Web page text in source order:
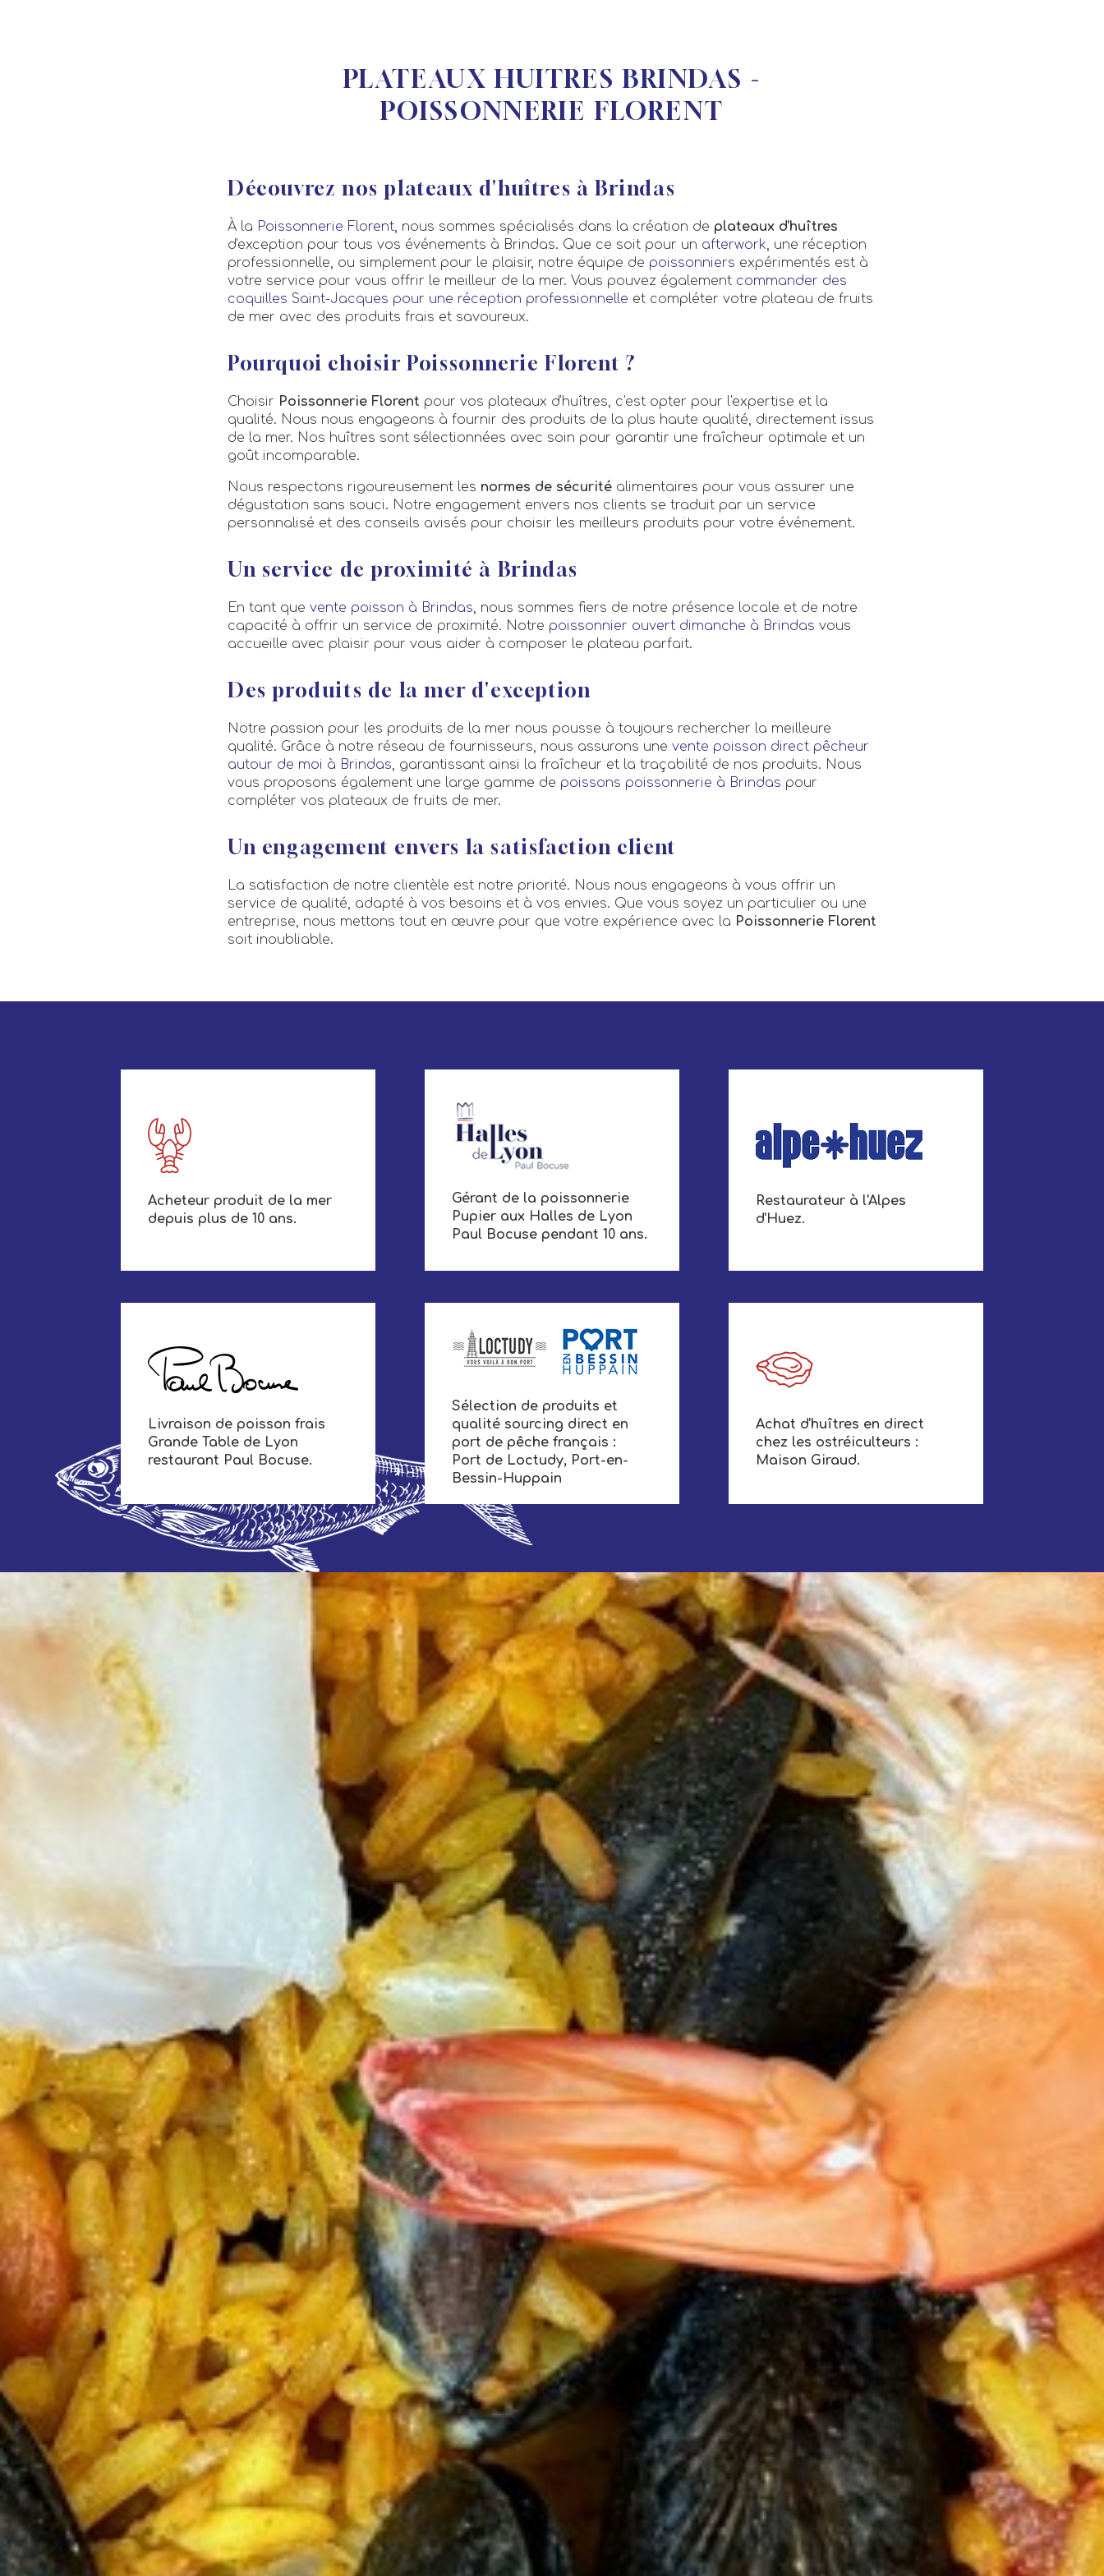
PLATEAUX HUITRES BRINDAS -
POISSONNERIE FLORENT
Découvrez nos plateaux d'huîtres à Brindas
À la Poissonnerie Florent, nous sommes spécialisés dans la création de plateaux d'huîtres
d'exception pour tous vos événements à Brindas. Que ce soit pour un afterwork, une réception
professionnelle, ou simplement pour le plaisir, notre équipe de poissonniers expérimentés est à
votre service pour vous offrir le meilleur de la mer. Vous pouvez également commander des
coquilles Saint-Jacques pour une réception professionnelle et compléter votre plateau de fruits
de mer avec des produits frais et savoureux.
Pourquoi choisir Poissonnerie Florent ?
Choisir Poissonnerie Florent pour vos plateaux d'huîtres, c'est opter pour l'expertise et la
qualité. Nous nous engageons à fournir des produits de la plus haute qualité, directement issus
de la mer. Nos huîtres sont sélectionnées avec soin pour garantir une fraîcheur optimale et un
goût incomparable.
Nous respectons rigoureusement les normes de sécurité alimentaires pour vous assurer une
dégustation sans souci. Notre engagement envers nos clients se traduit par un service
personnalisé et des conseils avisés pour choisir les meilleurs produits pour votre événement.
Un service de proximité à Brindas
En tant que vente poisson à Brindas, nous sommes fiers de notre présence locale et de notre
capacité à offrir un service de proximité. Notre poissonnier ouvert dimanche à Brindas vous
accueille avec plaisir pour vous aider à composer le plateau parfait.
Des produits de la mer d'exception
Notre passion pour les produits de la mer nous pousse à toujours rechercher la meilleure
qualité. Grâce à notre réseau de fournisseurs, nous assurons une vente poisson direct pêcheur
autour de moi à Brindas, garantissant ainsi la fraîcheur et la traçabilité de nos produits. Nous
vous proposons également une large gamme de poissons poissonnerie à Brindas pour
compléter vos plateaux de fruits de mer.
Un engagement envers la satisfaction client
La satisfaction de notre clientèle est notre priorité. Nous nous engageons à vous offrir un
service de qualité, adapté à vos besoins et à vos envies. Que vous soyez un particulier ou une
entreprise, nous mettons tout en œuvre pour que votre expérience avec la Poissonnerie Florent
soit inoubliable.
Acheteur produit de la mer
depuis plus de 10 ans.
Gérant de la poissonnerie
Pupier aux Halles de Lyon
Paul Bocuse pendant 10 ans.
Restaurateur à l'Alpes
d'Huez.
Livraison de poisson frais
Grande Table de Lyon
restaurant Paul Bocuse.
Sélection de produits et
qualité sourcing direct en
port de pêche français :
Port de Loctudy, Port-en-
Bessin-Huppain
Achat d'huîtres en direct
chez les ostréiculteurs :
Maison Giraud.